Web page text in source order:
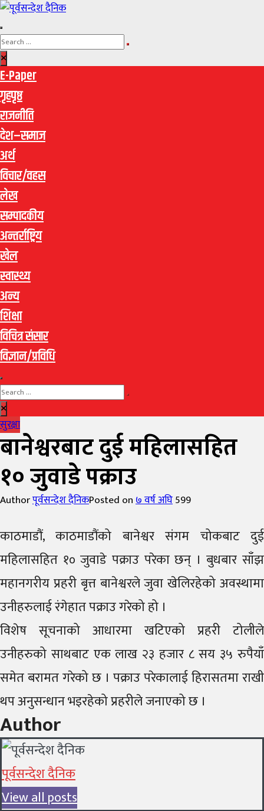
E-Paper
गृहपृष्ठ
राजनीति
देश–समाज
अर्थ
विचार/वहस
लेख
सम्पादकीय
अन्तर्राष्ट्रिय
खेल
स्वास्थ्य
अन्य
शिक्षा
विचित्र संसार
विज्ञान/प्रविधि
सुरक्षा
बानेश्वरबाट दुई महिलासहित
१० जुवाडे पक्राउ
Authorपूर्वसन्देश दैनिकPosted on७ वर्ष अघि599
काठमाडौं, काठमाडौंको बानेश्वर संगम चोकबाट दुई
महिलासहित १० जुवाडे पक्राउ परेका छन् । बुधबार साँझ
महानगरीय प्रहरी बृत्त बानेश्वरले जुवा खेलिरहेको अवस्थामा
उनीहरुलाई रंगेहात पक्राउ गरेको हो ।
विशेष सूचनाको आधारमा खटिएको प्रहरी टोलीले
उनीहरुको साथबाट एक लाख २३ हजार ८ सय ३५ रुपैयाँ
समेत बरामत गरेको छ । पक्राउ परेकालाई हिरासतमा राखी
थप अनुसन्धान भइरहेको प्रहरीले जनाएको छ ।
Author
पूर्वसन्देश दैनिक
View all posts